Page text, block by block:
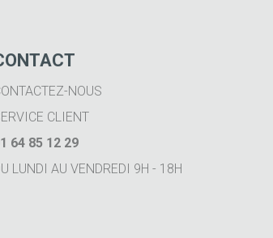
NOUS
CLIENT
64 85 12 29
LUNDI AU VENDREDI 9H - 18H